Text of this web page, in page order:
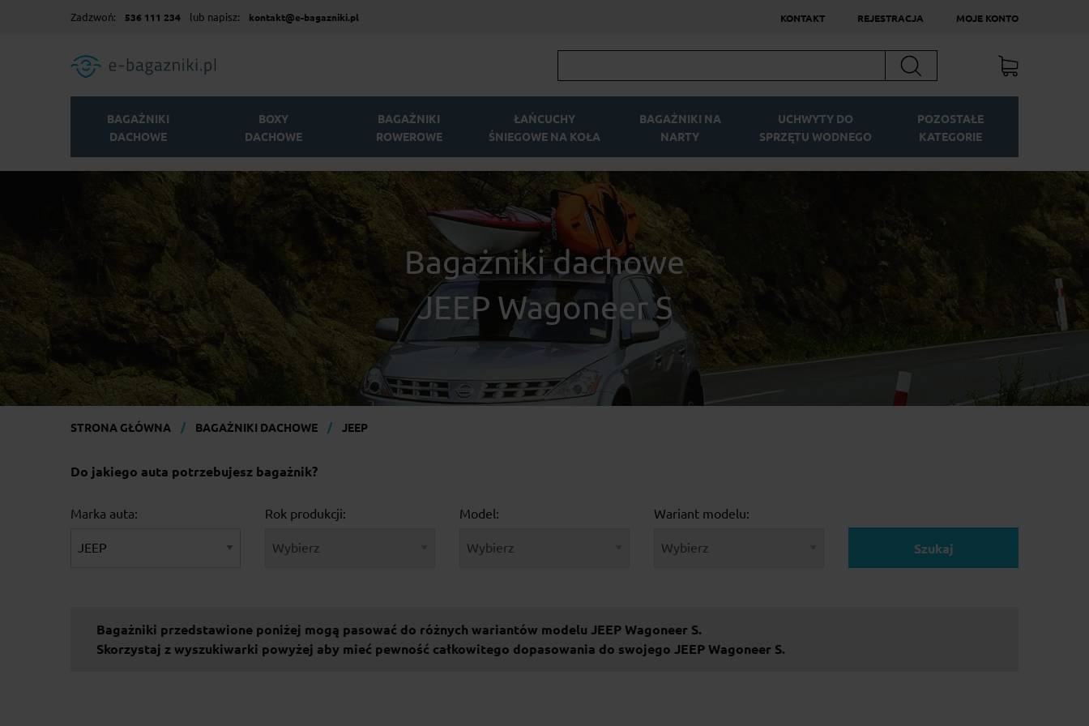
Zadzwoń: 536 111 234 lub napisz: kontakt@e-bagazniki.pl KONTAKT REJESTRACJA MOJE KONTO
Szukaj
BAGAŻNIKI
DACHOWE
BOXY
DACHOWE
BAGAŻNIKI
ROWEROWE
ŁAŃCUCHY
ŚNIEGOWE NA KOŁA
BAGAŻNIKI NA
NARTY
UCHWYTY DO
SPRZĘTU WODNEGO
POZOSTAŁE
KATEGORIE
Bagażniki dachowe
JEEP Wagoneer S
STRONA GŁÓWNA BAGAŻNIKI DACHOWE JEEP
Do jakiego auta potrzebujesz bagażnik?
Marka auta: Rok produkcji: Model: Wariant modelu:
Szukaj
Bagażniki przedstawione poniżej mogą pasować do różnych wariantów modelu JEEP Wagoneer S.
Skorzystaj z wyszukiwarki powyżej aby mieć pewność całkowitego dopasowania do swojego JEEP Wagoneer S.